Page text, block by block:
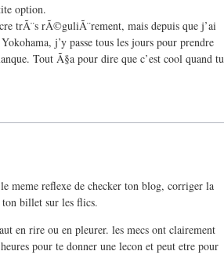
option.
trÃ¨s rÃ©guliÃ¨rement, mais depuis que j’ai
j’y passe tous les jours pour prendre
Tout Ã§a pour dire que c’est cool quand tu
meme reflexe de checker ton blog, corriger la
billet sur les flics.
en rire ou en pleurer. les mecs ont clairement
pour te donner une lecon et peut etre pour